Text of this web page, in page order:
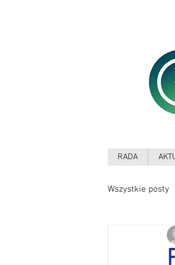
RADA
Wszystkie posty